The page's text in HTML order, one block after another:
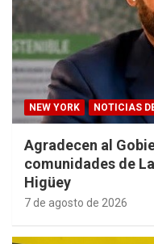
NEW YORK NOTICIAS
Agradecen al
comunidades de
Higüey
7 de agosto de 2026